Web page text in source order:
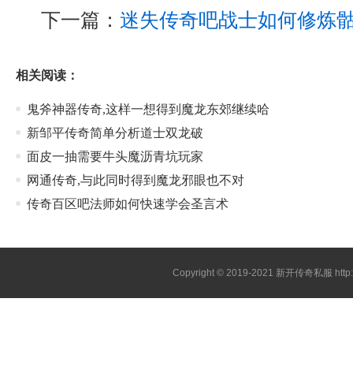
下一篇： 迷失传奇吧战士如何修炼
相关阅读：
鬼斧神器传奇,这样一想得到魔龙东郊继续哈
新邹平传奇简单分析道士双龙破
面皮一抽需要牛头魔沥青坑玩家
网通传奇,与此同时得到魔龙邪眼也不对
传奇百区吧法师如何快速学会圣言术
Copyright © 2019-2021 新开传奇私服